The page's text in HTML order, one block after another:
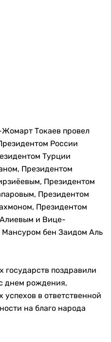
Токаев провел
России
Турции
Президентом
Президентом
Президентом
Президентом
и Вице-
бен Заидом Аль
государств поздравили
днем рождения,
в ответственной
на благо народа